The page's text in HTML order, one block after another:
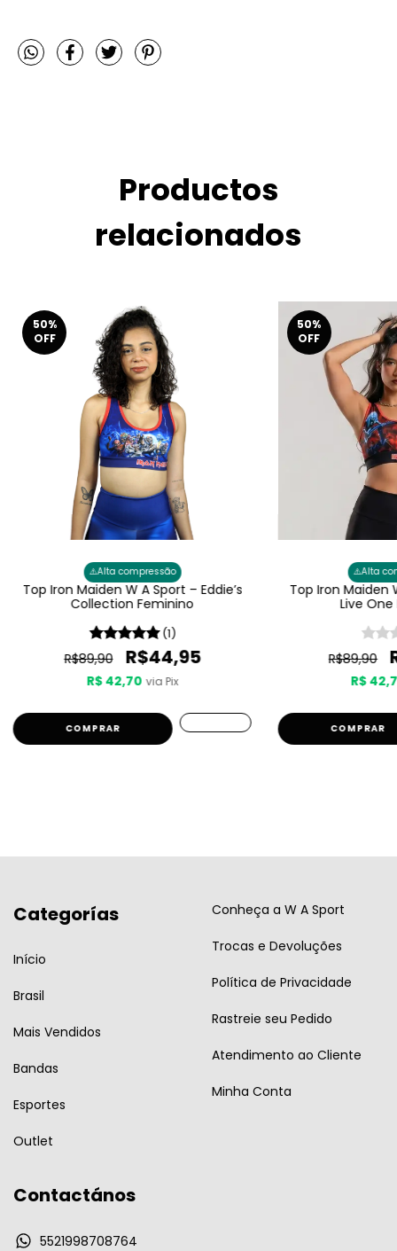
Productos
relacionados
50%
OFF
⚠️Alta compressão
Top Iron Maiden W A Sport – Eddie’s
Collection Feminino
(1)
R$89,90 R$44,95
R$ 42,70 via Pix
COMPRAR
50%
OFF
⚠️Alta
Top Iron Maiden
Live
R$89,90
R$
COMPRAR
Categorías
Início
Brasil
Mais Vendidos
Bandas
Esportes
Outlet
Conheça a W A Sport
Trocas e Devoluções
Política de Privacidade
Rastreie seu Pedido
Atendimento ao Cliente
Minha Conta
Contactános
5521998708764